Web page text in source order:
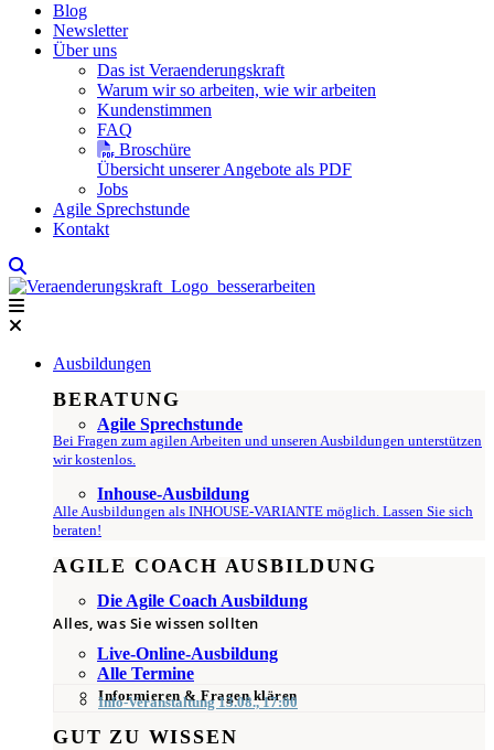
Blog
Newsletter
Über uns
Das ist Veraenderungskraft
Warum wir so arbeiten, wie wir arbeiten
Kundenstimmen
FAQ
Broschüre
Übersicht unserer Angebote als PDF
Jobs
Agile Sprechstunde
Kontakt
Ausbildungen
BERATUNG
Agile Sprechstunde
Bei Fragen zum agilen Arbeiten und unseren Ausbildungen unterstützen
wir kostenlos.
Inhouse-Ausbildung
Alle Ausbildungen als INHOUSE-VARIANTE möglich. Lassen Sie sich
beraten!
AGILE COACH AUSBILDUNG
Die Agile Coach Ausbildung
Alles, was Sie wissen sollten
Live-Online-Ausbildung
Alle Termine
Informieren & Fragen klären
Info-Veranstaltung 13.08., 17:00
GUT ZU WISSEN